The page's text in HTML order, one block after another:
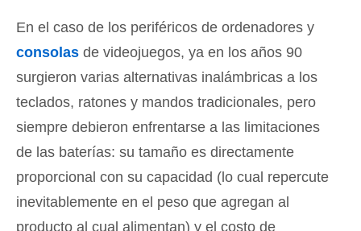
En el caso de los periféricos de ordenadores y
consolas de videojuegos, ya en los años 90
surgieron varias alternativas inalámbricas a los
teclados, ratones y mandos tradicionales, pero
siempre debieron enfrentarse a las limitaciones
de las baterías: su tamaño es directamente
proporcional con su capacidad (lo cual repercute
inevitablemente en el peso que agregan al
producto al cual alimentan) y el costo de